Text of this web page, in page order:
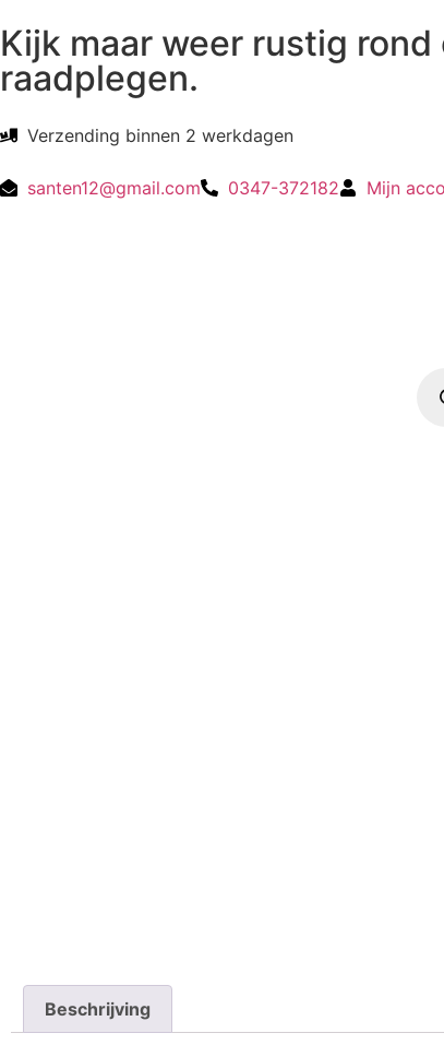
Kijk maar weer rustig
raadplegen.
Verzending binnen 2 werkdagen
santen12@gmail.com 0347-372182 Mijn
Beschrijving